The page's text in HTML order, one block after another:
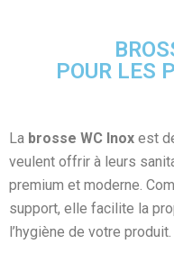
POUR LES
La brosse WC Inox est
veulent offrir à leurs
premium et moderne.
support, elle facilite la
l’hygiène de votre produit.